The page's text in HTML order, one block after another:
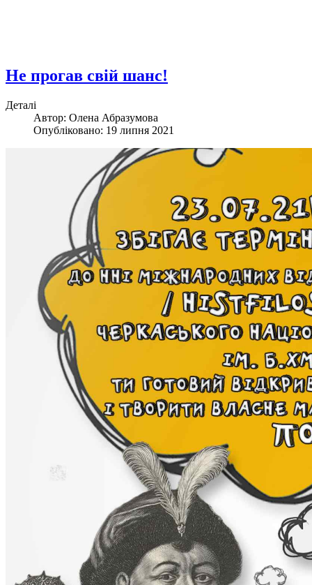
Не прогав свій шанс!
Деталі
Автор: Олена Абразумова
Опубліковано: 19 липня 2021